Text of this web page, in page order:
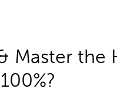
Master the